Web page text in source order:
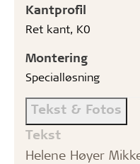
Kantprofil
Ret kant, K0
Montering
Specialløsning
Tekst & Fotos
Tekst
Helene Høyer